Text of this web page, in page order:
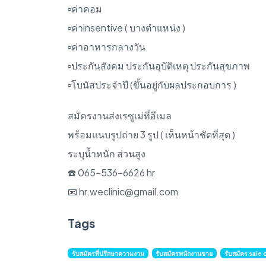
▫️ค่าคอม
▫️ค่าinsentive ( บางตำแหน่ง )
▫️ค่าอาหารกลางวัน
▫️ประกันสังคม ประกันอุบัติเหตุ ประกันสุขภาพ
▫️โบนัสประจำปี (ขึ้นอยู่กับผลประกอบการ )
สมัครงานส่งเรซูเม่ที่อีเมล
พร้อมแนบรูปถ่าย 3 รูป ( เห็นหน้าชัดที่สุด )
ระบุน้ำหนัก ส่วนสูง
☎️ 065-536-6626 hr
📧hr.weclinic@gmail.com
Tags
รับสมัครที่ปรึกษาความงาม รับสมัครพนักงานขาย รับสมัคร